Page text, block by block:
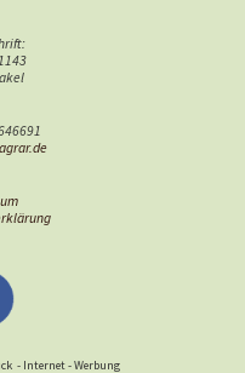
- Internet-Werbung